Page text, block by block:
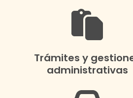
Trámites y
administrativas